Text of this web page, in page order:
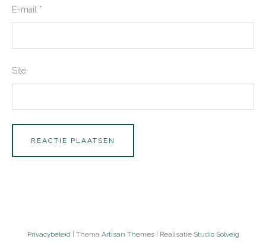
E-mail *
Site
Privacybeleid | Thema Artisan Themes| Realisatie Studio Solveig